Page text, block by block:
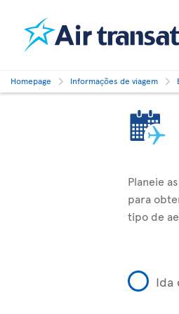
Homepage Informações de viagem
Planeie
para
tipo de
Ida